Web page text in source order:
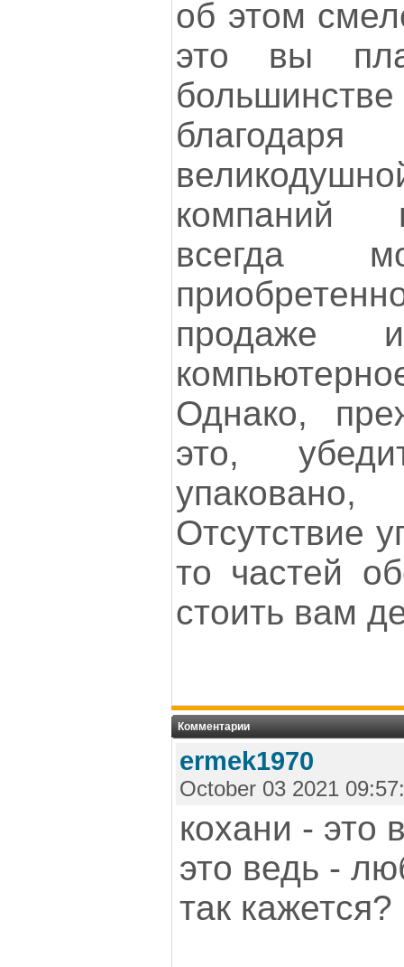
об этом
это вы
компаний
всегда
продаже
Однако,
это,
Отсутствие
то частей
стоить вам
Комментарии
ermek1970
October 03 2021
кохани - это
это ведь -
так кажется?